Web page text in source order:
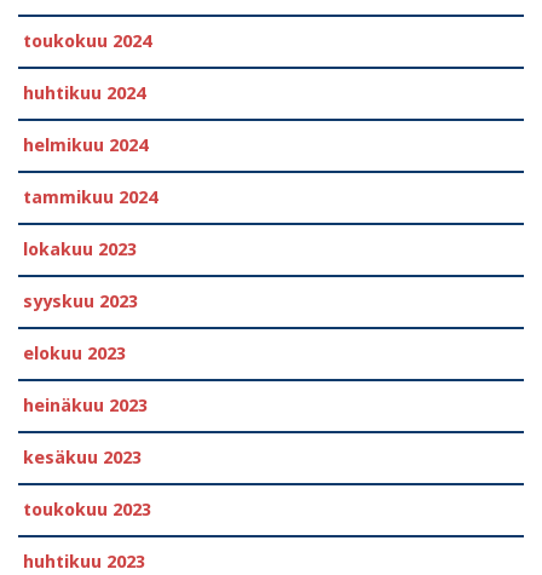
toukokuu 2024
huhtikuu 2024
helmikuu 2024
tammikuu 2024
lokakuu 2023
syyskuu 2023
elokuu 2023
heinäkuu 2023
kesäkuu 2023
toukokuu 2023
huhtikuu 2023